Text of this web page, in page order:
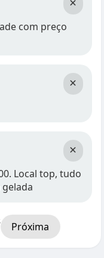
com preço
×
×
Local top, tudo
Próxima